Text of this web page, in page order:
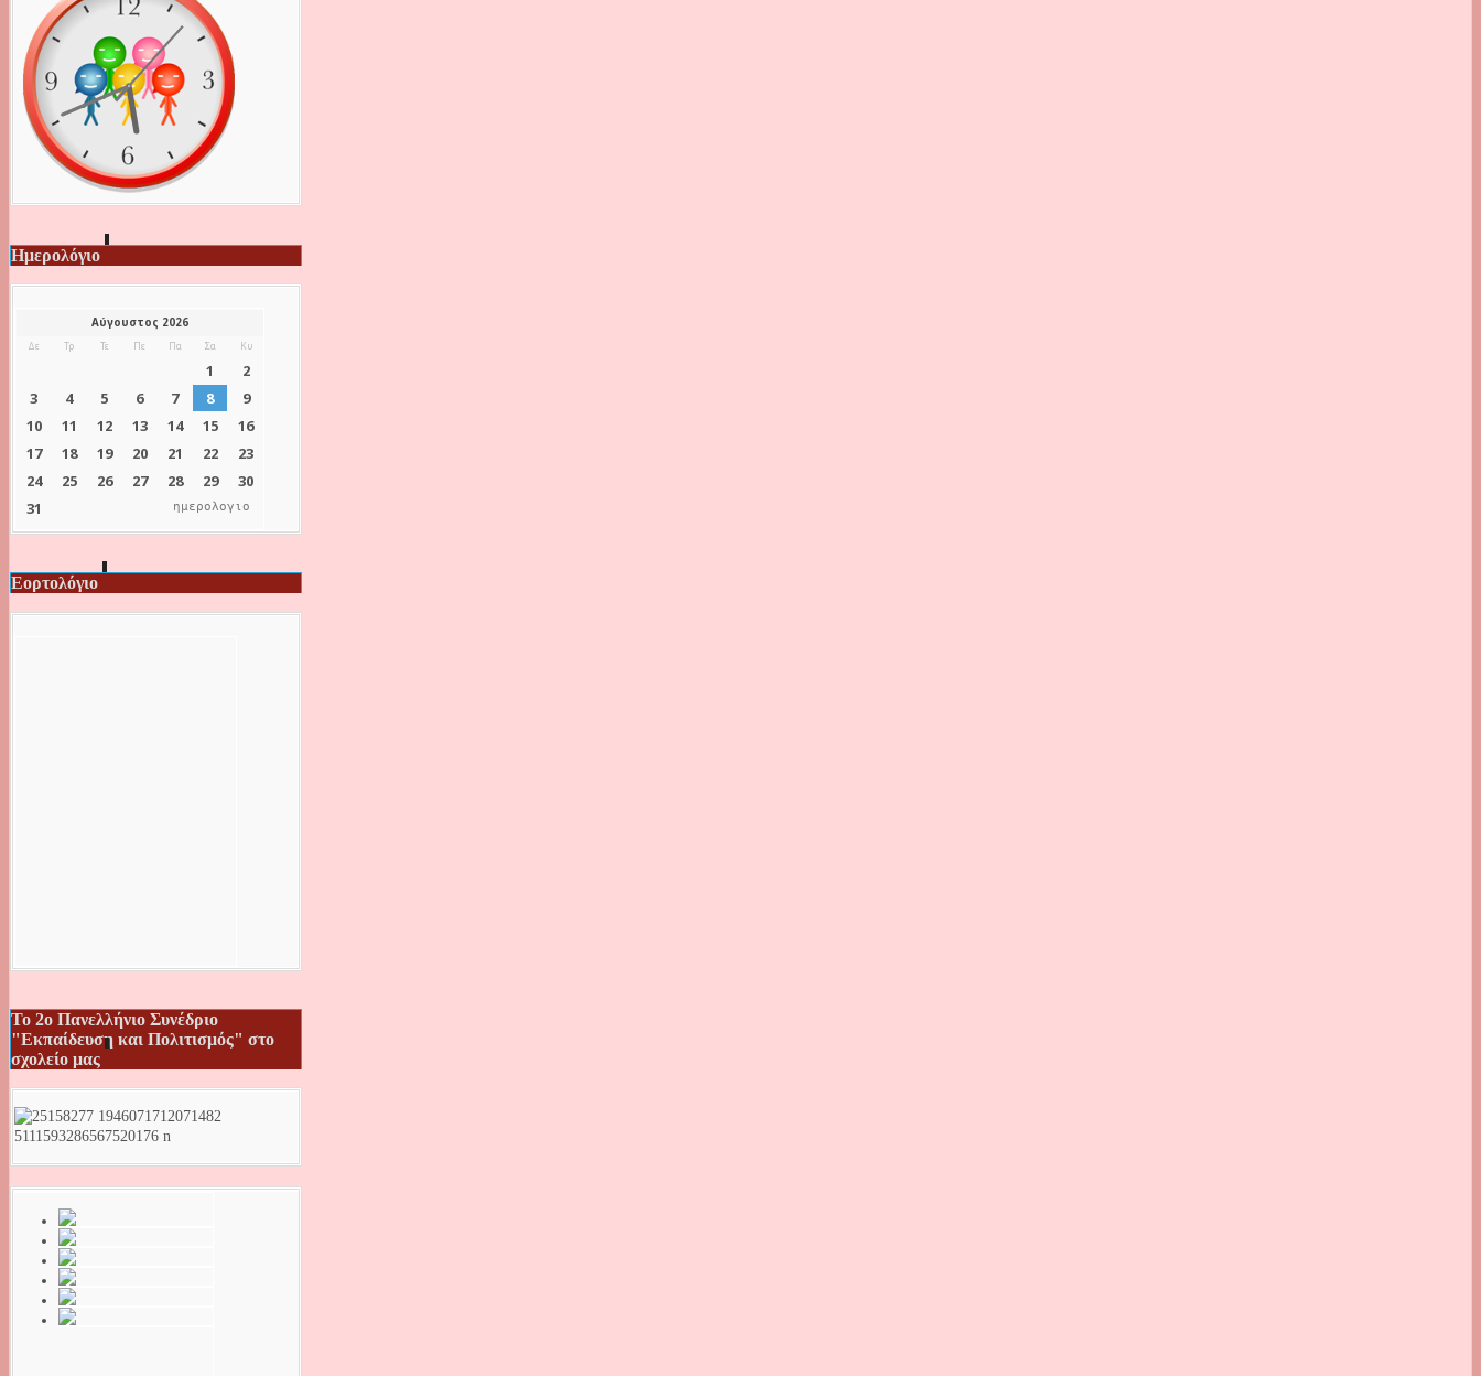
Ημερολόγιο
ημερολογιο
Εορτολόγιο
Το 2ο Πανελλήνιο Συνέδριο
"Εκπαίδευση και Πολιτισμός" στο
σχολείο μας